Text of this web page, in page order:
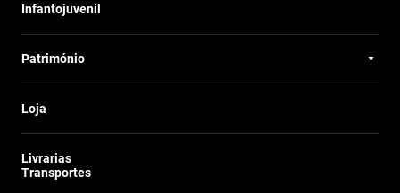
Infantojuvenil
Património
Loja
Livrarias
Transportes